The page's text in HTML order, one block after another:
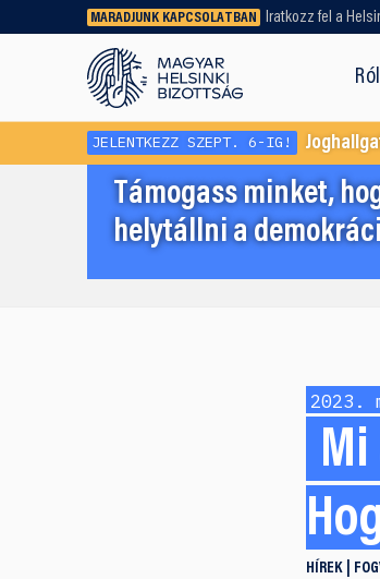
MARADJUNK KAPCSOLATBAN Iratkozz fel a
Régebbi tartalmat vagy
dokumentumot keresel? Használd a
keresőnket!
JELENTKEZZ SZEPT. 6-IG!
Támogass minket,
helytállni a
2023.
HÍREK